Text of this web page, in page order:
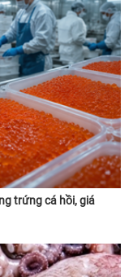
trứng cá hồi, giá